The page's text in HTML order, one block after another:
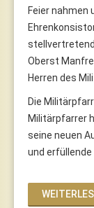
Feier nahmen
Oberst
Herren des
Die
Militärpfarrer
seine neuen
und erfüllende